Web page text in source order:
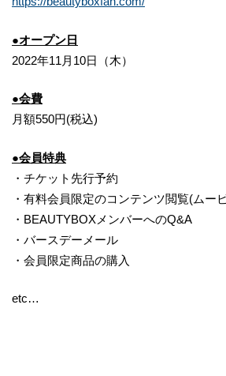
●オープン日
2022年11月10日（木）
●会費
月額550円(税込)
●会員特典
・チケット先行予約
・有料会員限定のコンテンツ閲覧(ムー
・BEAUTYBOXメンバーへのQ&A
・バースデーメール
・会員限定商品の購入
etc…